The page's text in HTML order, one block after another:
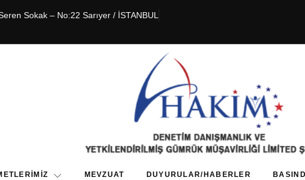
Sokak – No:22 Sarıyer / İSTANBUL
MEVZUAT DUYURULAR/HABERLER